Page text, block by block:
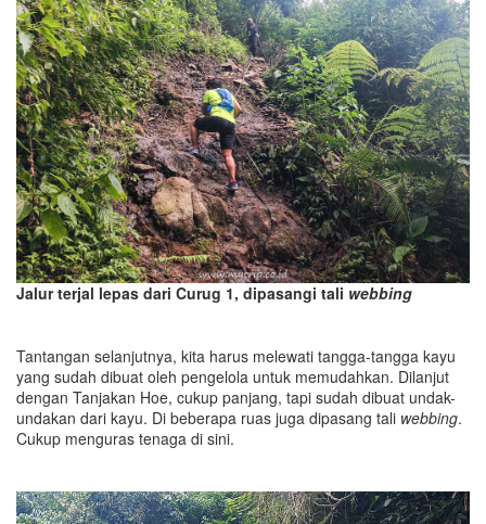
Jalur terjal lepas dari Curug 1, dipasangi tali webbing
Tantangan selanjutnya, kita harus melewati tangga-tangga kayu
yang sudah dibuat oleh pengelola untuk memudahkan. Dilanjut
dengan Tanjakan Hoe, cukup panjang, tapi sudah dibuat undak-
undakan dari kayu. Di beberapa ruas juga dipasang tali webbing.
Cukup menguras tenaga di sini.